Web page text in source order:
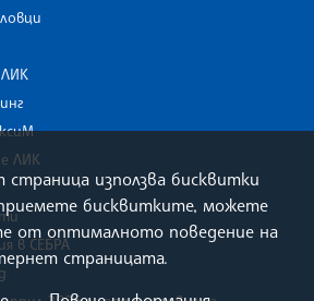
ЛИК
в СЕБРА
страница използва бисквитки
бисквитките, можете
от оптималното поведение на
страницата.